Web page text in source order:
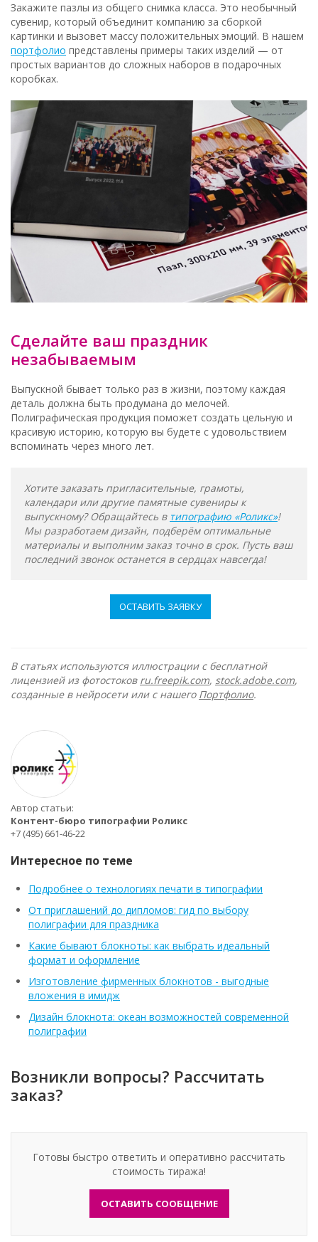
Закажите пазлы из общего снимка класса. Это необычный
сувенир, который объединит компанию за сборкой
картинки и вызовет массу положительных эмоций. В нашем
портфолио представлены примеры таких изделий — от
простых вариантов до сложных наборов в подарочных
коробках.
Сделайте ваш праздник
незабываемым
Выпускной бывает только раз в жизни, поэтому каждая
деталь должна быть продумана до мелочей.
Полиграфическая продукция поможет создать цельную и
красивую историю, которую вы будете с удовольствием
вспоминать через много лет.
Хотите заказать пригласительные, грамоты,
календари или другие памятные сувениры к
выпускному? Обращайтесь в типографию «Роликс»!
Мы разработаем дизайн, подберём оптимальные
материалы и выполним заказ точно в срок. Пусть ваш
последний звонок останется в сердцах навсегда!
ОСТАВИТЬ ЗАЯВКУ
В статьях используются иллюстрации с бесплатной
лицензией из фотостоков ru.freepik.com, stock.adobe.com,
созданные в нейросети или с нашего Портфолио.
Автор статьи:
Контент-бюро типографии Роликс
+7 (495) 661-46-22
Интересное по теме
Подробнее о технологиях печати в типографии
От приглашений до дипломов: гид по выбору
полиграфии для праздника
Какие бывают блокноты: как выбрать идеальный
формат и оформление
Изготовление фирменных блокнотов - выгодные
вложения в имидж
Дизайн блокнота: океан возможностей современной
полиграфии
Возникли вопросы? Рассчитать
заказ?
Готовы быстро ответить и оперативно рассчитать
стоимость тиража!
ОСТАВИТЬ СООБЩЕНИЕ